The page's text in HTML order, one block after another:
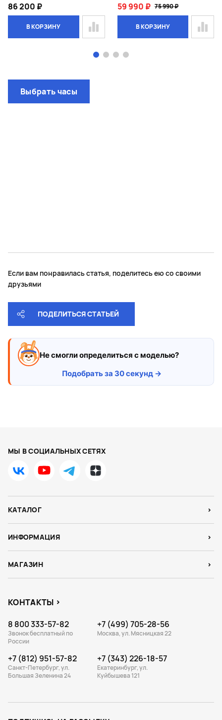
86 200 ₽
В КОРЗИНУ
59 990 ₽ 75 990 ₽
В КОРЗИНУ
Выбрать часы
Если вам понравилась статья, поделитесь ею со своими
друзьями
ПОДЕЛИТЬСЯ СТАТЬЕЙ
Не смогли определиться с моделью?
Подобрать за 30 секунд →
МЫ В СОЦИАЛЬНЫХ СЕТЯХ
КАТАЛОГ
ИНФОРМАЦИЯ
МАГАЗИН
КОНТАКТЫ
8 800 333-57-82
Звонок бесплатный по
России
+7 (499) 705-28-56
Москва, ул. Мясницкая 22
+7 (812) 951-57-82
Санкт-Петербург, ул.
Большая Зеленина 24
+7 (343) 226-18-57
Екатеринбург, ул.
Куйбышева 121